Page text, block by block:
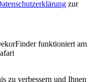
zur
funktioniert am
zu verbessern und Ihnen